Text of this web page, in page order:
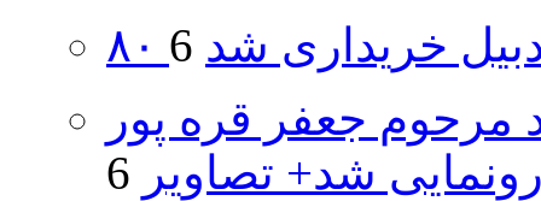
خریداری شد
مرحوم جعفر قره پور
شد+ تصاویر